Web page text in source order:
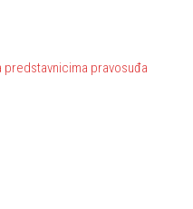
predstavnicima pravosuđa